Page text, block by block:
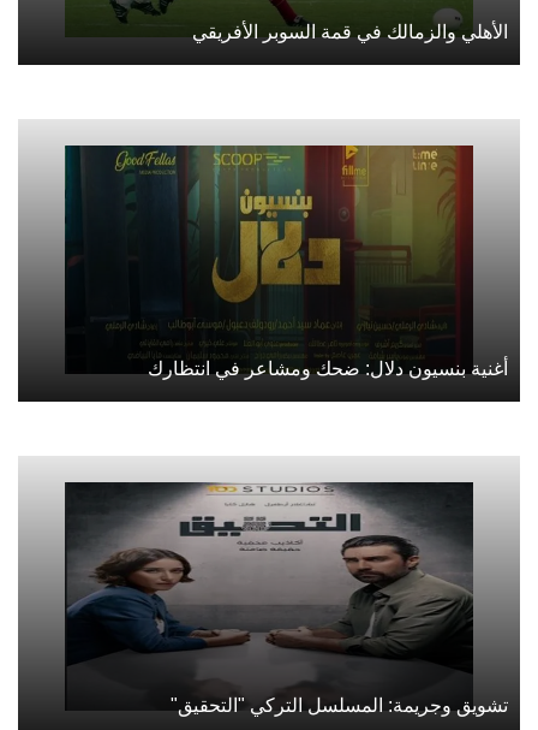
الأهلي والزمالك في قمة السوبر الأفريقي
أغنية بنسيون دلال: ضحك ومشاعر في انتظارك
تشويق وجريمة: المسلسل التركي "التحقيق"